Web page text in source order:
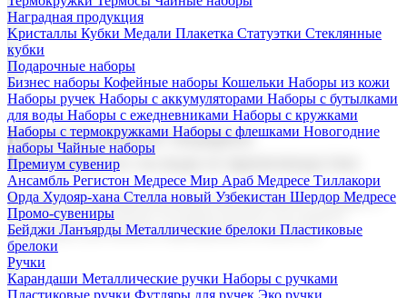
Наградная продукция
Kристаллы Кубки Медали Плакетка Статуэтки Стеклянные
кубки
Подарочные наборы
Бизнес наборы Кофейные наборы Кошельки Наборы из кожи
Наборы ручек Наборы с аккумуляторами Наборы с бутылками
для воды Наборы с ежедневниками Наборы с кружками
Наборы с термокружками Наборы с флешками Новогодние
наборы Чайные наборы
Премиум сувенир
Ансамбль Регистон Медресе Мир Араб Медресе Тиллакори
Орда Худояр-хана Стелла новый Узбекистан Шердор Медресе
Промо-сувениры
Бейджи Ланъярды Металлические брелоки Пластиковые
брелоки
Ручки
Карандаши Металлические ручки Наборы с ручками
Пластиковые ручки Футляры для ручек Эко ручки
Корпоративные подарки
Поставка со склада и производство
Мы предлагаем широкий выбор корпоративных подарков и
сувениров с логотипом. В нашем каталоге вы найдете
продукцию для бизнеса, мероприятия и клиентов.